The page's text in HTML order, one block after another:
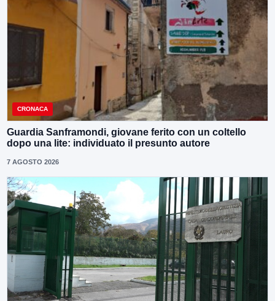
CRONACA
Guardia Sanframondi, giovane ferito con un coltello
dopo una lite: individuato il presunto autore
7 AGOSTO 2026